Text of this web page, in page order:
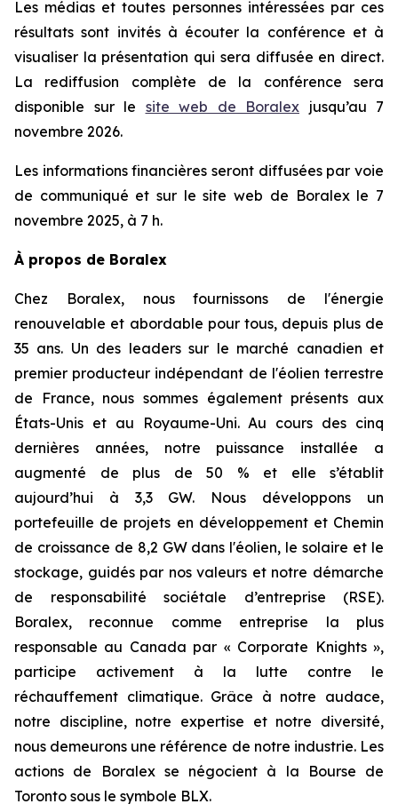
Les médias et toutes personnes intéressées par ces
résultats sont invités à écouter la conférence et à
visualiser la présentation qui sera diffusée en direct.
La rediffusion complète de la conférence sera
disponible sur le site web de Boralex jusqu’au 7
novembre 2026.
Les informations financières seront diffusées par voie
de communiqué et sur le site web de Boralex le 7
novembre 2025, à 7 h.
À propos de Boralex
Chez Boralex, nous fournissons de l'énergie
renouvelable et abordable pour tous, depuis plus de
35 ans. Un des leaders sur le marché canadien et
premier producteur indépendant de l'éolien terrestre
de France, nous sommes également présents aux
États-Unis et au Royaume-Uni. Au cours des cinq
dernières années, notre puissance installée a
augmenté de plus de 50 % et elle s’établit
aujourd’hui à 3,3 GW. Nous développons un
portefeuille de projets en développement et Chemin
de croissance de 8,2 GW dans l'éolien, le solaire et le
stockage, guidés par nos valeurs et notre démarche
de responsabilité sociétale d’entreprise (RSE).
Boralex, reconnue comme entreprise la plus
responsable au Canada par « Corporate Knights »,
participe activement à la lutte contre le
réchauffement climatique. Grâce à notre audace,
notre discipline, notre expertise et notre diversité,
nous demeurons une référence de notre industrie. Les
actions de Boralex se négocient à la Bourse de
Toronto sous le symbole BLX.